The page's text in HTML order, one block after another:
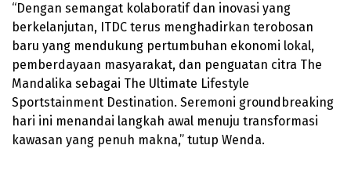
“Dengan semangat kolaboratif dan inovasi yang
berkelanjutan, ITDC terus menghadirkan terobosan
baru yang mendukung pertumbuhan ekonomi lokal,
pemberdayaan masyarakat, dan penguatan citra The
Mandalika sebagai The Ultimate Lifestyle
Sportstainment Destination. Seremoni groundbreaking
hari ini menandai langkah awal menuju transformasi
kawasan yang penuh makna,” tutup Wenda.